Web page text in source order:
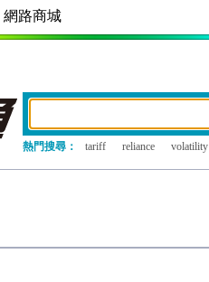
網路商城
熱門搜尋： tariff reliance volatility